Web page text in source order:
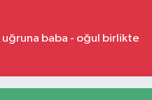
uğruna baba - oğul birlikte